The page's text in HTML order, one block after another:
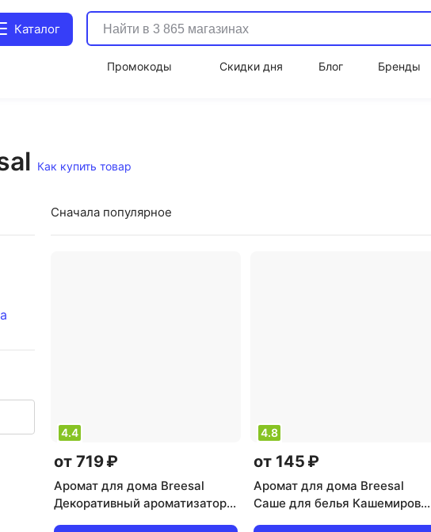
Каталог
Промокоды Скидки дня Блог Бренды
Как купить товар
Сначала популярное
4.4
от 719 ₽
Аромат для дома Breesal
Декоративный ароматизатор
4.8
от 145 ₽
Аромат для дома Breesal
Саше для белья Кашемировый